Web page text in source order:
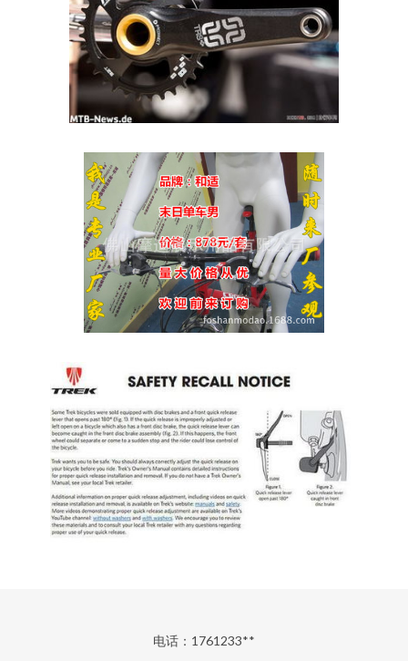
电话：1761233**